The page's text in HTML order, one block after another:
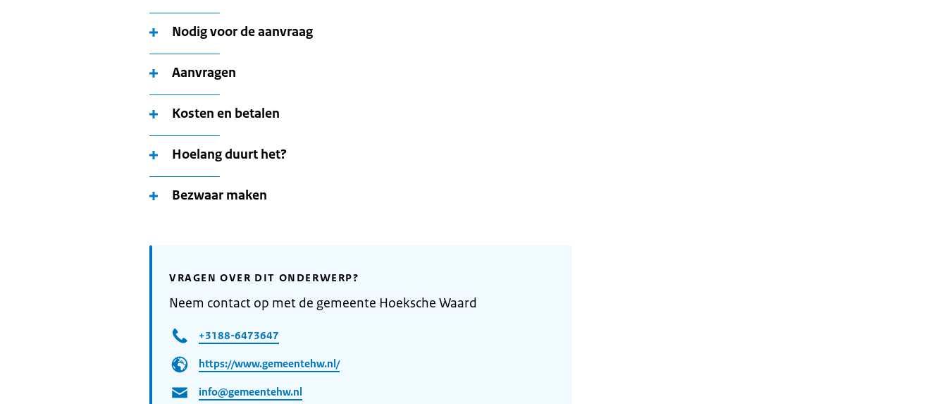
Nodig voor de aanvraag
Aanvragen
Kosten en betalen
Hoelang duurt het?
Bezwaar maken
VRAGEN OVER DIT ONDERWERP?
Neem contact op met de gemeente Hoeksche Waard
+3188-6473647
https://www.gemeentehw.nl/
info@gemeentehw.nl